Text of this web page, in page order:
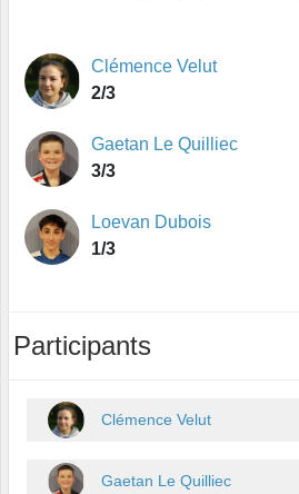
Clémence Velut
2/3
Gaetan Le Quilliec
3/3
Loevan Dubois
1/3
Participants
Clémence Velut
Gaetan Le Quilliec